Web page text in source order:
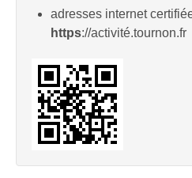
adresses internet
https://activité.tournon.fr